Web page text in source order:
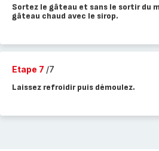
Sortez le gâteau et sans le sortir du
gâteau chaud avec le sirop.
Etape 7 /7
Laissez refroidir puis démoulez.